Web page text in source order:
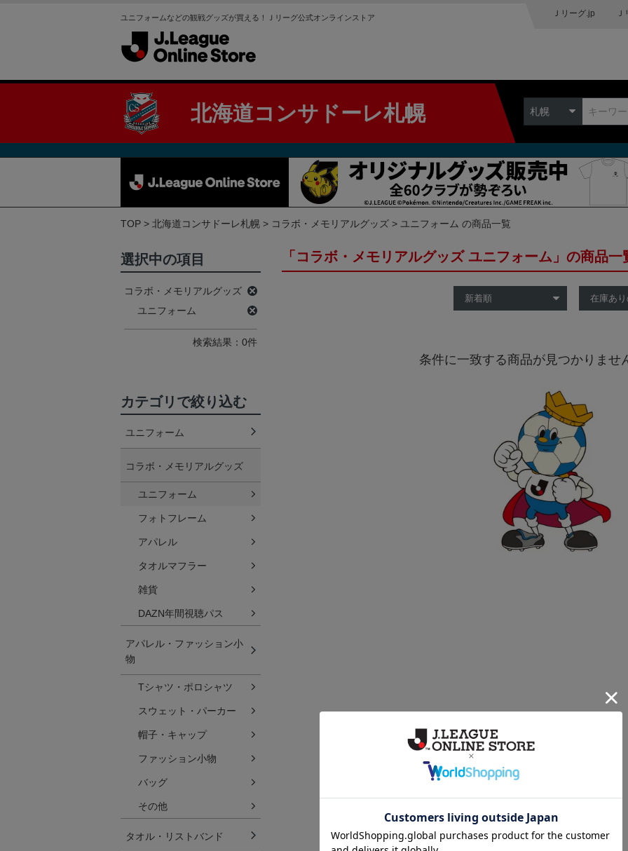
ユニフォームなどの観戦グッズが買える！Ｊリーグ公式オンラインストア Ｊリーグ.jp
北海道コンサドーレ札幌 札幌
TOP 北海道コンサドーレ札幌 コラボ・メモリアルグッズ ユニフォーム の商品一覧
「コラボ・メモリアルグッズ ユニフォーム」の商品一
条件に一致する商品が見つかりませ
選択中の項目
コラボ・メモリアルグッズ
ユニフォーム
検索結果：0件
カテゴリで絞り込む
ユニフォーム
コラボ・メモリアルグッズ
ユニフォーム
フォトフレーム
アパレル
タオルマフラー
雑貨
DAZN年間視聴パス
アパレル・ファッション小
物
Tシャツ・ポロシャツ
スウェット・パーカー
帽子・キャップ
ファッション小物
バッグ
その他
タオル・リストバンド